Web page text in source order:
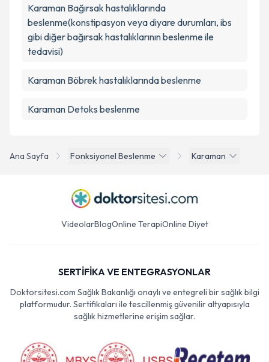
Ana Sayfa Fonksiyonel Beslenme Karaman
Karaman Bağırsak hastalıklarında
beslenme(konstipasyon veya diyare durumları, ibs
gibi diğer bağırsak hastalıklarının beslenme ile
tedavisi)
Karaman Böbrek hastalıklarında beslenme
Karaman Detoks beslenme
VideolarBlogOnline TerapiOnline Diyet
SERTİFİKA VE ENTEGRASYONLAR
Doktorsitesi.com Sağlık Bakanlığı onaylı ve entegreli bir sağlık bilgi
platformudur. Sertifikaları ile tescillenmiş güvenilir altyapısıyla
sağlık hizmetlerine erişim sağlar.